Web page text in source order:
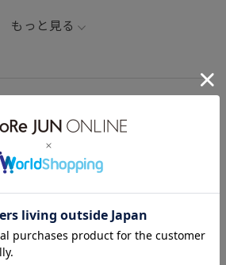
もっと見る